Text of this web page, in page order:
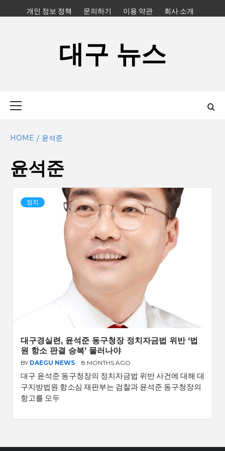
to
개인 정보 정책 문의하기 이용 약관 회사 소개
대구 뉴스
HOME 윤석준
윤석준
정치
대구경실련, 윤석준 동구청장 정치자금법 위반 ‘법
원 항소 판결 승복’ 물러나야
BY DAEGU NEWS 8 MONTHS AGO
대구 윤석준 동구청장의 정치자금법 위반 사건에 대해 대
구지방법원 항소심 재판부는 검찰과 윤석준 동구청장의
항고를 모두